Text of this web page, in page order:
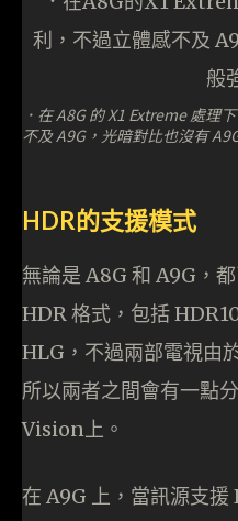
．在 A8G 的 X1 Extreme 處理
不及 A9G，光暗對比也沒有
HDR的支援模式
無論是 A8G 和 A9G，
HDR 格式，包括
HLG，不過兩部電視由
所以兩者之間會有一點
Vision上。
在 A9G 上，當訊源支